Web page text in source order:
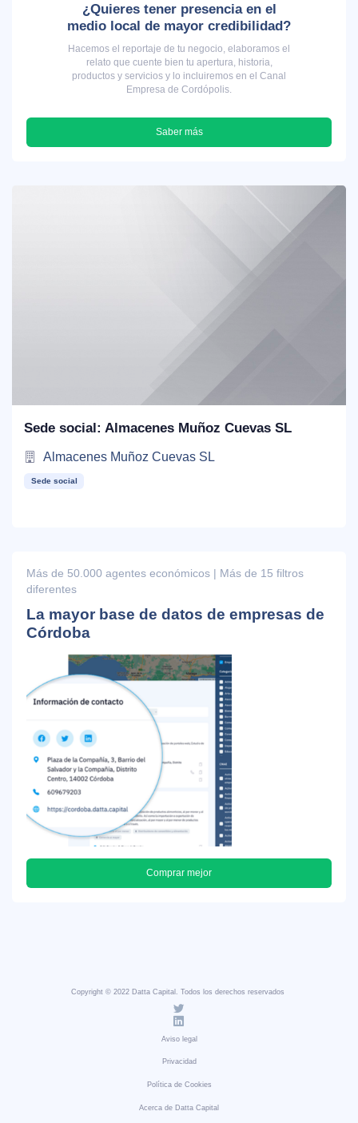
Sede social: Almacenes Muñoz Cuevas SL
Almacenes Muñoz Cuevas SL
Sede social
Más de 50.000 agentes económicos | Más de 15 filtros
diferentes
La mayor base de datos de empresas de
Córdoba
Comprar mejor
¿Quieres tener presencia en el
medio local de mayor credibilidad?
Hacemos el reportaje de tu negocio, elaboramos el
relato que cuente bien tu apertura, historia,
productos y servicios y lo incluiremos en el Canal
Empresa de Cordópolis.
Saber más
Copyright © 2022 Datta Capital. Todos los derechos reservados
Aviso legal
Privacidad
Política de Cookies
Acerca de Datta Capital